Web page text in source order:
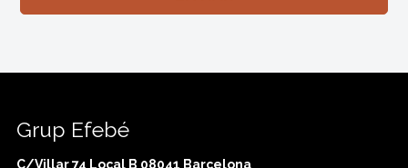
Grup Efebé
C/Villar 74 Local B 08041 Barcelona